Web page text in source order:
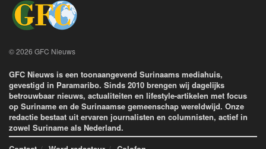
© 2026 GFC Nieuws
GFC Nieuws is een toonaangevend Surinaams mediahuis,
gevestigd in Paramaribo. Sinds 2010 brengen wij dagelijks
betrouwbaar nieuws, actualiteiten en lifestyle-artikelen met focus
op Suriname en de Surinaamse gemeenschap wereldwijd. Onze
redactie bestaat uit ervaren journalisten en columnisten, actief in
zowel Suriname als Nederland.